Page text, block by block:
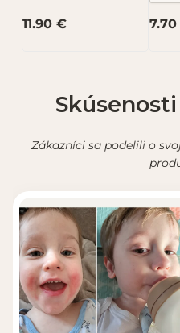
Recenzia bude
11.90 €
Zákazníci sa podelili o